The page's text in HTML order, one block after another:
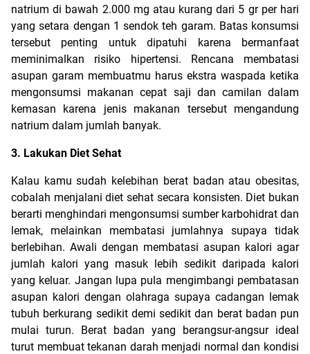
natrium di bawah 2.000 mg atau kurang dari 5 gr per hari
yang setara dengan 1 sendok teh garam. Batas konsumsi
tersebut penting untuk dipatuhi karena bermanfaat
meminimalkan risiko hipertensi. Rencana membatasi
asupan garam membuatmu harus ekstra waspada ketika
mengonsumsi makanan cepat saji dan camilan dalam
kemasan karena jenis makanan tersebut mengandung
natrium dalam jumlah banyak.
3. Lakukan Diet Sehat
Kalau kamu sudah kelebihan berat badan atau obesitas,
cobalah menjalani diet sehat secara konsisten. Diet bukan
berarti menghindari mengonsumsi sumber karbohidrat dan
lemak, melainkan membatasi jumlahnya supaya tidak
berlebihan. Awali dengan membatasi asupan kalori agar
jumlah kalori yang masuk lebih sedikit daripada kalori
yang keluar. Jangan lupa pula mengimbangi pembatasan
asupan kalori dengan olahraga supaya cadangan lemak
tubuh berkurang sedikit demi sedikit dan berat badan pun
mulai turun. Berat badan yang berangsur-angsur ideal
turut membuat tekanan darah menjadi normal dan kondisi